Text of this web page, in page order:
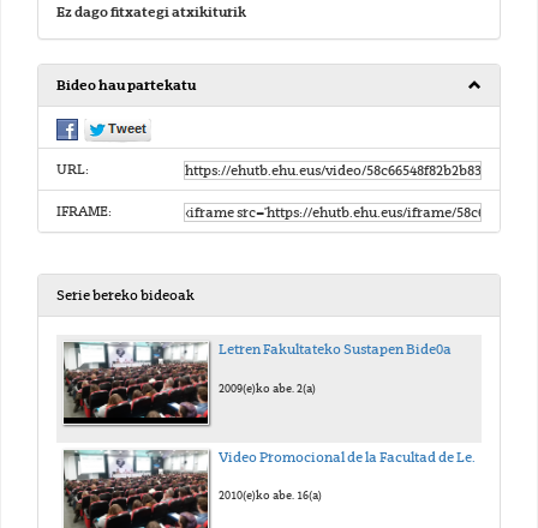
Ez dago fitxategi atxikiturik
Bideo hau partekatu
URL:
IFRAME:
Serie bereko bideoak
Letren Fakultateko Sustapen Bide0a
2009(e)ko abe. 2(a)
2010(e)ko abe. 16(a)